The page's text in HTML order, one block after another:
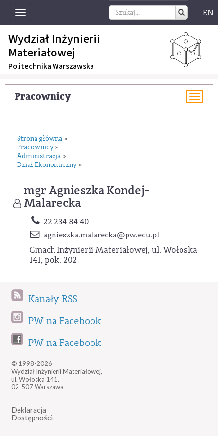
Toggle
navigation
EN
Wydział Inżynierii
Materiałowej
Politechnika Warszawska
Pracownicy
Strona główna »
Pracownicy »
Administracja »
Dział Ekonomiczny »
mgr Agnieszka Kondej-
Malarecka
22 234 84 40
agnieszka.malarecka@pw.edu.pl
Gmach Inżynierii Materiałowej, ul. Wołoska
141, pok. 202
Kanały RSS
PW na Facebook
PW na Facebook
© 1998-2026
Wydział Inżynierii Materiałowej,
ul. Wołoska 141,
02-507 Warszawa
Deklaracja
Dostępności